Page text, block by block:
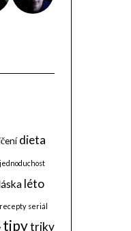
dieta
jednoduchost
léto
recepty seriál
tipytriky